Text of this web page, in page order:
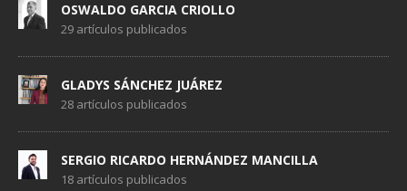
OSWALDO GARCIA CRIOLLO
29 artículos publicados
GLADYS SÁNCHEZ JUÁREZ
28 artículos publicados
SERGIO RICARDO HERNÁNDEZ MANCILLA
18 artículos publicados